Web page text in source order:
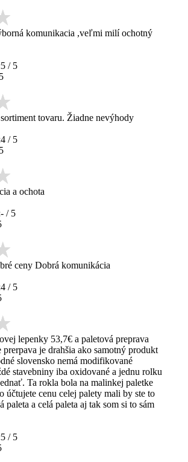
komunikacia ,veľmi milí ochotný
5 / 5
tovaru. Žiadne nevýhody
4 / 5
a ochota
- / 5
ceny Dobrá komunikácia
4 / 5
lepenky 53,7€ a paletová preprava
prerpava je drahšia ako samotný produkt
slovensko nemá modifikované
stavebniny iba oxidované a jednu rolku
Ta rokla bola na malinkej paletke
účtujete cenu celej palety mali by ste to
a celá paleta aj tak som si to sám
5 / 5